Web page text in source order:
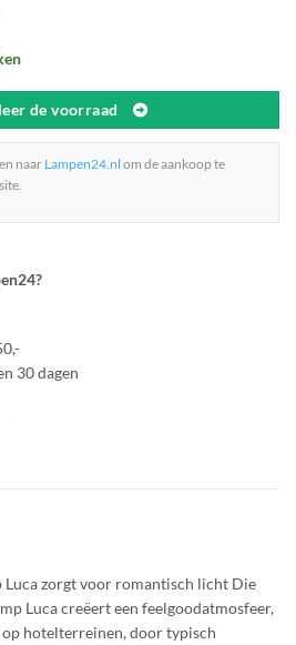
de voorraad
naar Lampen24.nl om de aankoop te
30 dagen
zorgt voor romantisch licht Die
Luca creëert een feelgoodatmosfeer,
hotelterreinen, door typisch